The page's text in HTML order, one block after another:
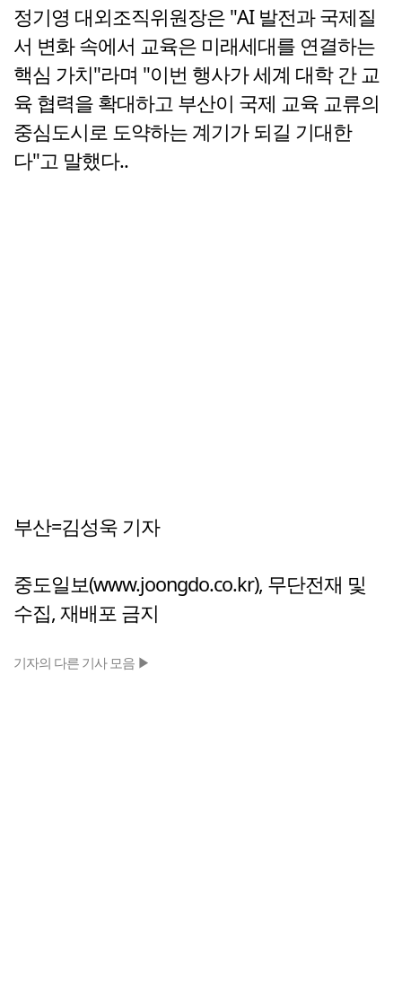
정기영 대외조직위원장은 "AI 발전과 국제질
서 변화 속에서 교육은 미래세대를 연결하는
핵심 가치"라며 "이번 행사가 세계 대학 간 교
육 협력을 확대하고 부산이 국제 교육 교류의
중심도시로 도약하는 계기가 되길 기대한
다"고 말했다..
부산=김성욱 기자
중도일보(www.joongdo.co.kr), 무단전재 및
수집, 재배포 금지
기자의 다른 기사 모음 ▶